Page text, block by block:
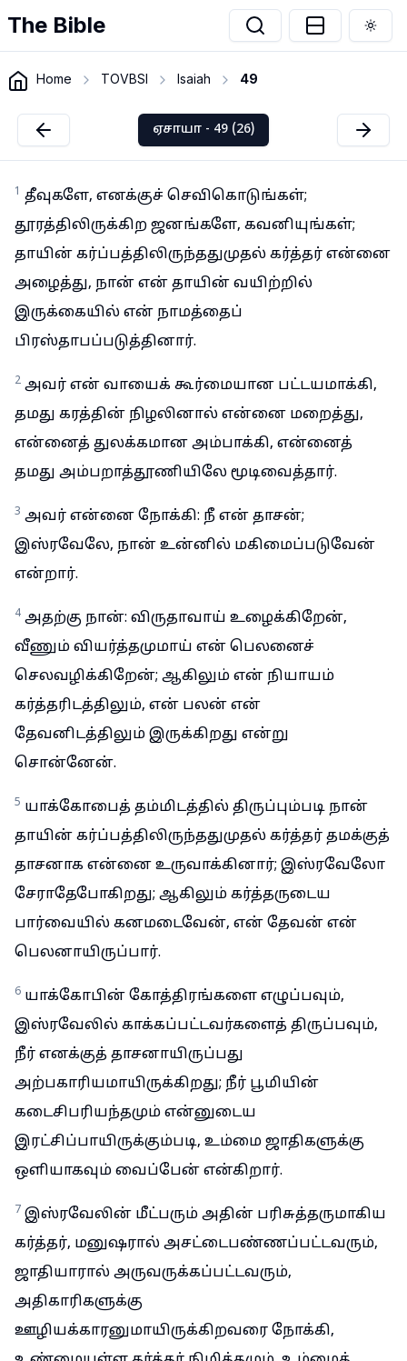
The Bible
Home TOVBSI Isaiah 49
ஏசாயா - 49 (26)
1 தீவுகளே, எனக்குச் செவிகொடுங்கள்;
தூரத்திலிருக்கிற ஜனங்களே, கவனியுங்கள்;
தாயின் கர்ப்பத்திலிருந்ததுமுதல் கர்த்தர் என்னை
அழைத்து, நான் என் தாயின் வயிற்றில்
இருக்கையில் என் நாமத்தைப்
பிரஸ்தாபப்படுத்தினார்.
2 அவர் என் வாயைக் கூர்மையான பட்டயமாக்கி,
தமது கரத்தின் நிழலினால் என்னை மறைத்து,
என்னைத் துலக்கமான அம்பாக்கி, என்னைத்
தமது அம்பறாத்தூணியிலே மூடிவைத்தார்.
3 அவர் என்னை நோக்கி: நீ என் தாசன்;
இஸ்ரவேலே, நான் உன்னில் மகிமைப்படுவேன்
என்றார்.
4 அதற்கு நான்: விருதாவாய் உழைக்கிறேன்,
வீணும் வியர்த்தமுமாய் என் பெலனைச்
செலவழிக்கிறேன்; ஆகிலும் என் நியாயம்
கர்த்தரிடத்திலும், என் பலன் என்
தேவனிடத்திலும் இருக்கிறது என்று
சொன்னேன்.
5 யாக்கோபைத் தம்மிடத்தில் திருப்பும்படி நான்
தாயின் கர்ப்பத்திலிருந்ததுமுதல் கர்த்தர் தமக்குத்
தாசனாக என்னை உருவாக்கினார்; இஸ்ரவேலோ
சேராதேபோகிறது; ஆகிலும் கர்த்தருடைய
பார்வையில் கனமடைவேன், என் தேவன் என்
பெலனாயிருப்பார்.
6 யாக்கோபின் கோத்திரங்களை எழுப்பவும்,
இஸ்ரவேலில் காக்கப்பட்டவர்களைத் திருப்பவும்,
நீர் எனக்குத் தாசனாயிருப்பது
அற்பகாரியமாயிருக்கிறது; நீர் பூமியின்
கடைசிபரியந்தமும் என்னுடைய
இரட்சிப்பாயிருக்கும்படி, உம்மை ஜாதிகளுக்கு
ஒளியாகவும் வைப்பேன் என்கிறார்.
7 இஸ்ரவேலின் மீட்பரும் அதின் பரிசுத்தருமாகிய
கர்த்தர், மனுஷரால் அசட்டைபண்ணப்பட்டவரும்,
ஜாதியாரால் அருவருக்கப்பட்டவரும்,
அதிகாரிகளுக்கு
ஊழியக்காரனுமாயிருக்கிறவரை நோக்கி,